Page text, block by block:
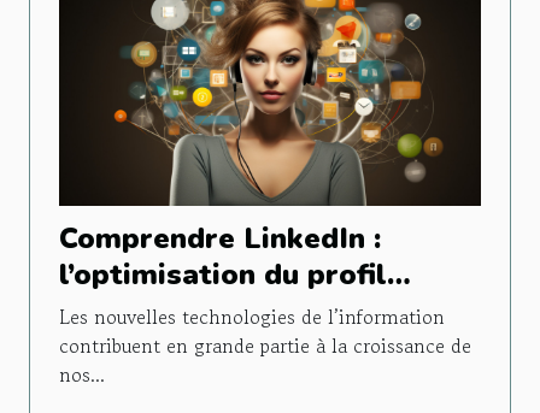
Comprendre LinkedIn :
l’optimisation du profil
personnel
Les nouvelles technologies de l’information
contribuent en grande partie à la croissance de
nos...